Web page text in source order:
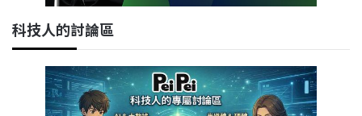
科技人的討論區